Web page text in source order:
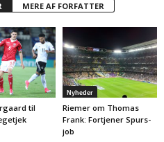
MERE AF FORFATTER
til
Nyheder
Riemer om Thomas
Frank: Fortjener Spurs-
job